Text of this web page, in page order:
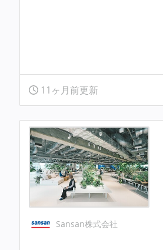
11ヶ月前更新
Sansan株式会社